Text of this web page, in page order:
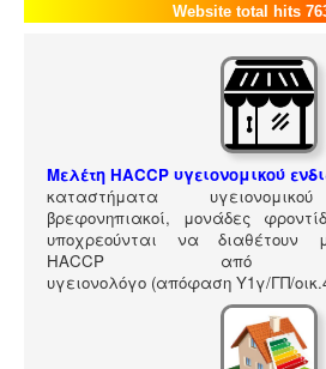
Επιχείρηση
Αναζήτηση
Website total hits
Μελέτη HACCP υγειονομικού
καταστήματα
βρεφονηπιακοί, μονάδες
υποχρεούνται να διαθέτουν
HACCP από
υγειονολόγο (απόφαση Υ1γ/ΓΠ/